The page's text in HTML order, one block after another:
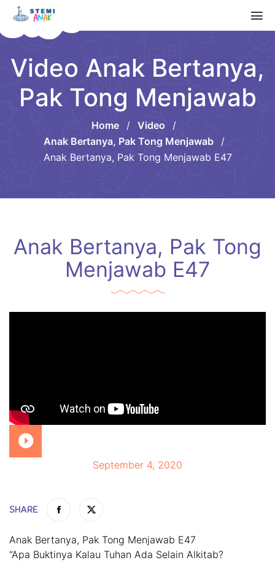
Video Anak Bertanya,
Pak Tong Menjawab
Home / Video
/
Anak Bertanya, Pak Tong Menjawab
/
Anak Bertanya, Pak Tong Menjawab E47
Anak Bertanya, Pak Tong
Menjawab E47
September 4, 2020
SHARE
Anak Bertanya, Pak Tong Menjawab E47
“Apa Buktinya Kalau Tuhan Ada Selain Alkitab?